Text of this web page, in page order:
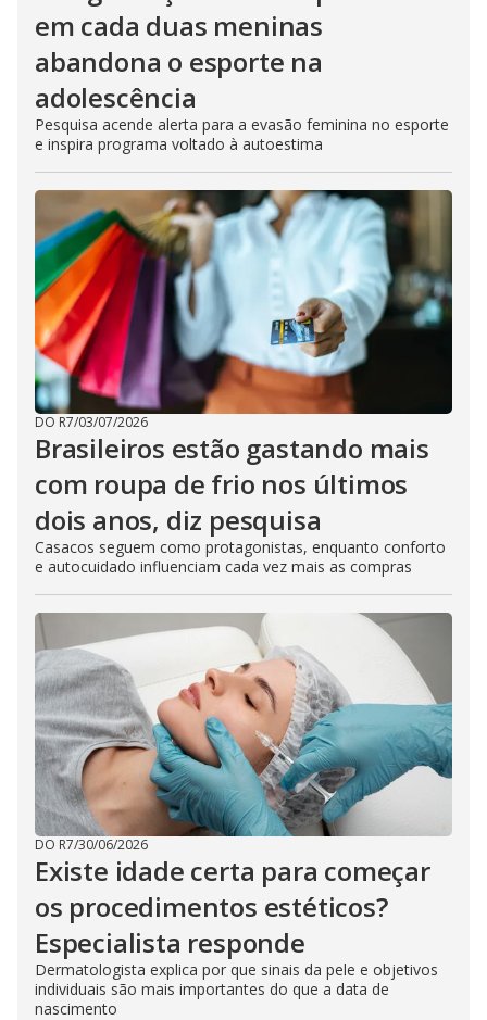
em cada duas meninas
abandona o esporte na
adolescência
Pesquisa acende alerta para a evasão feminina no esporte
e inspira programa voltado à autoestima
DO R7/03/07/2026
Brasileiros estão gastando mais
com roupa de frio nos últimos
dois anos, diz pesquisa
Casacos seguem como protagonistas, enquanto conforto
e autocuidado influenciam cada vez mais as compras
DO R7/30/06/2026
Existe idade certa para começar
os procedimentos estéticos?
Especialista responde
Dermatologista explica por que sinais da pele e objetivos
individuais são mais importantes do que a data de
nascimento